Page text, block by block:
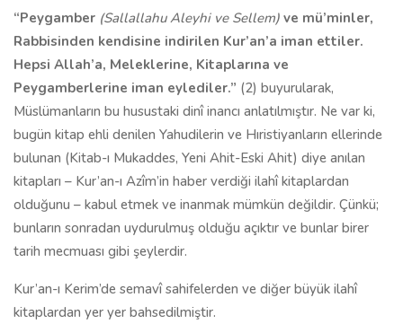
“Peygamber (Sallallahu Aleyhi ve Sellem) ve mü’minler,
Rabbisinden kendisine indirilen Kur’an’a iman ettiler.
Hepsi Allah’a, Meleklerine, Kitaplarına ve
Peygamberlerine iman eylediler.” (2) buyurularak,
Müslümanların bu husustaki dinî inancı anlatılmıştır. Ne var ki,
bugün kitap ehli denilen Yahudilerin ve Hıristiyanların ellerinde
bulunan (Kitab-ı Mukaddes, Yeni Ahit-Eski Ahit) diye anılan
kitapları – Kur’an-ı Azîm’in haber verdiği ilahî kitaplardan
olduğunu – kabul etmek ve inanmak mümkün değildir. Çünkü;
bunların sonradan uydurulmuş olduğu açıktır ve bunlar birer
tarih mecmuası gibi şeylerdir.
Kur’an-ı Kerim’de semavî sahifelerden ve diğer büyük ilahî
kitaplardan yer yer bahsedilmiştir.